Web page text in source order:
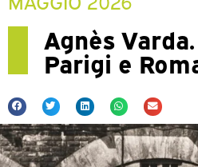
Agnès
Parigi e